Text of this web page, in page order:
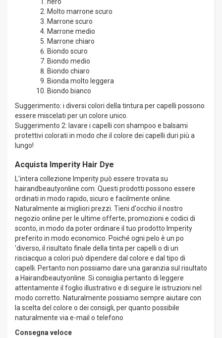
Molto marrone scuro
Marrone scuro
Marrone medio
Marrone chiaro
Biondo scuro
Biondo medio
Biondo chiaro
Bionda molto leggera
Biondo bianco
Suggerimento: i diversi colori della tintura per capelli possono
essere miscelati per un colore unico.
Suggerimento 2: lavare i capelli con shampoo e balsami
protettivi colorati in modo che il colore dei capelli duri più a
lungo!
Acquista Imperity Hair Dye
L'intera collezione Imperity può essere trovata su
hairandbeautyonline.com. Questi prodotti possono essere
ordinati in modo rapido, sicuro e facilmente online.
Naturalmente ai migliori prezzi. Tieni d'occhio il nostro
negozio online per le ultime offerte, promozioni e codici di
sconto, in modo da poter ordinare il tuo prodotto Imperity
preferito in modo economico. Poiché ogni pelo è un po
'diverso, il risultato finale della tinta per capelli o di un
risciacquo a colori può dipendere dal colore e dal tipo di
capelli. Pertanto non possiamo dare una garanzia sul risultato
a Hairandbeautyonline. Si consiglia pertanto di leggere
attentamente il foglio illustrativo e di seguire le istruzioni nel
modo corretto. Naturalmente possiamo sempre aiutare con
la scelta del colore o dei consigli, per quanto possibile
naturalmente via e-mail o telefono
Consegna veloce